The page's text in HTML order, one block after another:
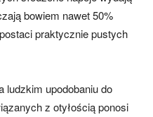
bowiem nawet 50%
praktycznie pustych
ludzkim upodobaniu do
z otyłością ponosi